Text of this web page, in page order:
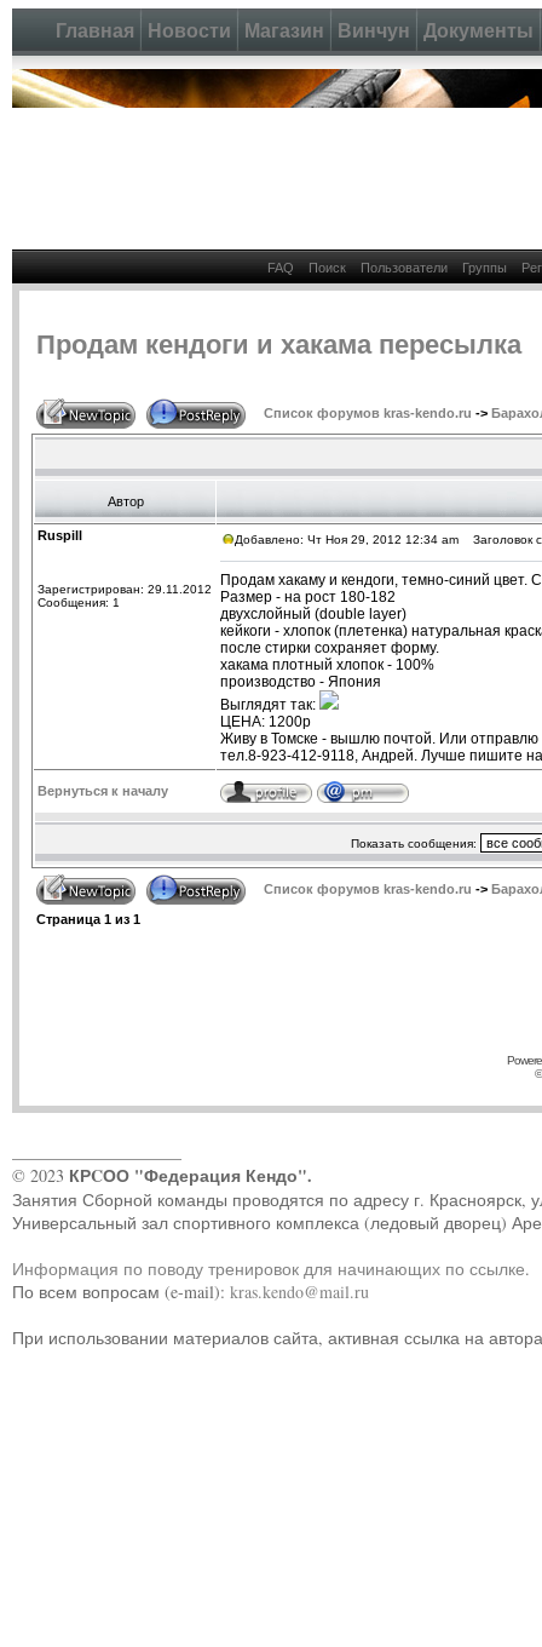
Главная Новости Магазин Винчун Документы
FAQ Поиск Пользователи Группы
Продам кендоги и хакама пересылка
Список форумов kras-kendo.ru ->
Автор
Ruspill
Зарегистрирован: 29.11.2012
Сообщения: 1
Добавлено: Чт Ноя 29, 2012 12:34 am Заголовок
Продам хакаму и кендоги, темно-синий цвет.
Размер - на рост 180-182
двухслойный (double layer)
кейкоги - хлопок (плетенка) натуральная
после стирки сохраняет форму.
хакама плотный хлопок - 100%
производство - Япония
Выглядят так:
ЦЕНА: 1200р
Живу в Томске - вышлю почтой. Или отправлю
тел.8-923-412-9118, Андрей. Лучше пишите
Вернуться к началу
Показать сообщения:
Список форумов kras-kendo.ru ->
Страница 1 из 1
© 2023 КРCОО "Федерация Кендо".
Занятия Сборной команды проводятся по адресу г. Красноярск,
Универсальный зал спортивного комплекса (ледовый дворец)
Информация по поводу тренировок для начинающих по ссылке.
По всем вопросам (e-mail): kras.kendo@mail.ru
При использовании материалов сайта, активная ссылка на